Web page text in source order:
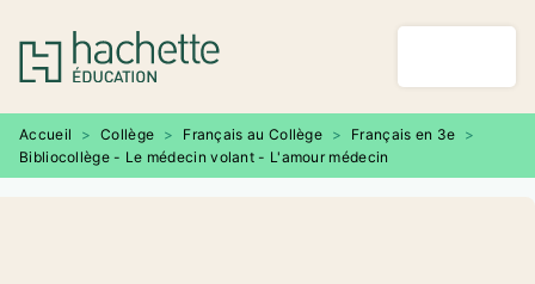
MENU RECHERCHE
PIED DE PAGE
Accueil > Collège > Français au Collège > Français en 3e >
Bibliocollège - Le médecin volant - L'amour médecin